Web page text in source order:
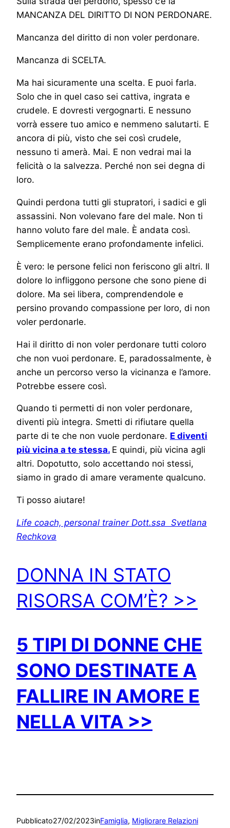
MANCANZA DEL DIRITTO DI NON PERDONARE.
Mancanza del diritto di non voler perdonare.
Mancanza di SCELTA.
Ma hai sicuramente una scelta. E puoi farla.
Solo che in quel caso sei cattiva, ingrata e
crudele. E dovresti vergognarti. E nessuno
vorrà essere tuo amico e nemmeno salutarti. E
ancora di più, visto che sei così crudele,
nessuno ti amerà. Mai. E non vedrai mai la
felicità o la salvezza. Perché non sei degna di
loro.
Quindi perdona tutti gli stupratori, i sadici e gli
assassini. Non volevano fare del male. Non ti
hanno voluto fare del male. È andata così.
Semplicemente erano profondamente infelici.
È vero: le persone felici non feriscono gli altri. Il
dolore lo infliggono persone che sono piene di
dolore. Ma sei libera, comprendendole e
persino provando compassione per loro, di non
voler perdonarle.
Hai il diritto di non voler perdonare tutti coloro
che non vuoi perdonare. E, paradossalmente, è
anche un percorso verso la vicinanza e l’amore.
Potrebbe essere così.
Quando ti permetti di non voler perdonare,
diventi più integra. Smetti di rifiutare quella
parte di te che non vuole perdonare. E diventi
più vicina a te stessa. E quindi, più vicina agli
altri. Dopotutto, solo accettando noi stessi,
siamo in grado di amare veramente qualcuno.
Ti posso aiutare!
Life coach, personal trainer Dott.ssa Svetlana
Rechkova
DONNA IN STATO
RISORSA COM’È? >>
5 TIPI DI DONNE CHE
SONO DESTINATE A
FALLIRE IN AMORE E
NELLA VITA >>
Pubblicato27/02/2023inFamiglia, Migliorare Relazioni